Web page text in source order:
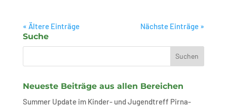
« Ältere Einträge Nächste Einträge »
Suche
Neueste Beiträge aus allen Bereichen
Summer Update im Kinder- und Jugendtreff Pirna-